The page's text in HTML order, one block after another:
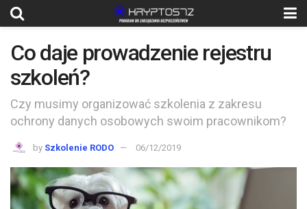
Co daje prowadzenie rejestru
szkoleń?
Czy musimy organizować szkolenia z zakresu
ochrony danych osobowych swoim pracownikom?
by Szkolenie RODO 06/12/2019